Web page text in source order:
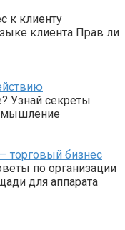
к клиенту
клиента Прав ли
Узнай секреты
мышление
торговый бизнес
по организации
для аппарата